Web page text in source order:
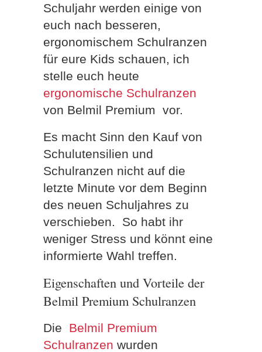
Schuljahr werden einige von
euch nach besseren,
ergonomischem Schulranzen
für eure Kids schauen, ich
stelle euch heute
ergonomische Schulranzen
von Belmil Premium vor.
Es macht Sinn den Kauf von
Schulutensilien und
Schulranzen nicht auf die
letzte Minute vor dem Beginn
des neuen Schuljahres zu
verschieben. So habt ihr
weniger Stress und könnt eine
informierte Wahl treffen.
Eigenschaften und Vorteile der
Belmil Premium Schulranzen
Die Belmil Premium
Schulranzen wurden